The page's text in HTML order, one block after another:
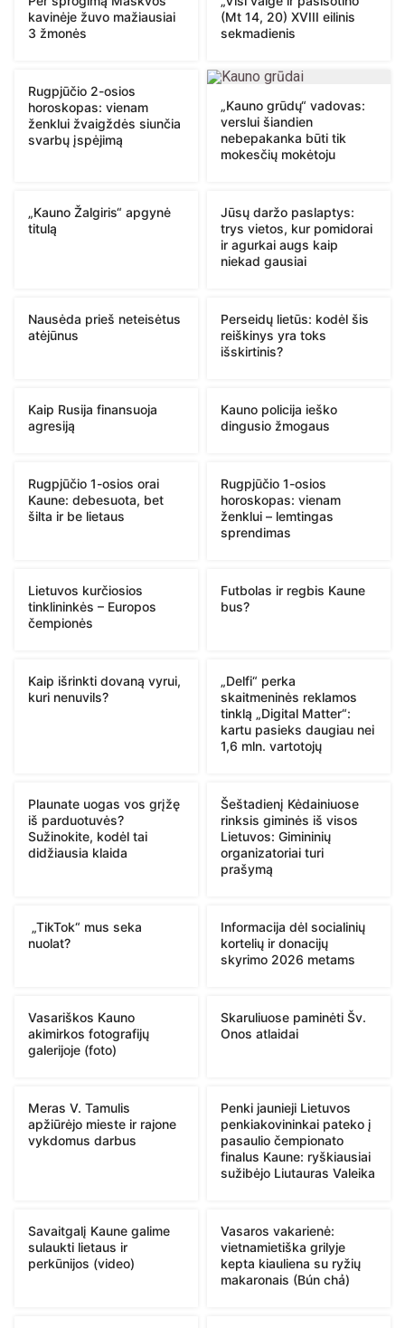
kavinėje žuvo mažiausiai
3 žmonės
(Mt 14, 20) XVIII eilinis
sekmadienis
Rugpjūčio 2-osios
horoskopas: vienam
ženklui žvaigždės siunčia
svarbų įspėjimą
„Kauno grūdų“ vadovas:
verslui šiandien
nebepakanka būti tik
mokesčių mokėtoju
„Kauno Žalgiris“ apgynė
titulą
Jūsų daržo paslaptys:
trys vietos, kur pomidorai
ir agurkai augs kaip
niekad gausiai
Nausėda prieš neteisėtus
atėjūnus
Perseidų lietūs: kodėl šis
reiškinys yra toks
išskirtinis?
Kaip Rusija finansuoja
agresiją
Kauno policija ieško
dingusio žmogaus
Rugpjūčio 1-osios orai
Kaune: debesuota, bet
šilta ir be lietaus
Rugpjūčio 1-osios
horoskopas: vienam
ženklui – lemtingas
sprendimas
Lietuvos kurčiosios
tinklininkės – Europos
čempionės
Futbolas ir regbis Kaune
bus?
Kaip išrinkti dovaną vyrui,
kuri nenuvils?
„Delfi“ perka
skaitmeninės reklamos
tinklą „Digital Matter“:
kartu pasieks daugiau nei
1,6 mln. vartotojų
Plaunate uogas vos grįžę
iš parduotuvės?
Sužinokite, kodėl tai
didžiausia klaida
Šeštadienį Kėdainiuose
rinksis giminės iš visos
Lietuvos: Gimininių
organizatoriai turi
prašymą
„TikTok“ mus seka
nuolat?
Informacija dėl socialinių
kortelių ir donacijų
skyrimo 2026 metams
Vasariškos Kauno
akimirkos fotografijų
galerijoje (foto)
Skaruliuose paminėti Šv.
Onos atlaidai
Meras V. Tamulis
apžiūrėjo mieste ir rajone
vykdomus darbus
Penki jaunieji Lietuvos
penkiakovininkai pateko į
pasaulio čempionato
finalus Kaune: ryškiausiai
sužibėjo Liutauras Valeika
Savaitgalį Kaune galime
sulaukti lietaus ir
perkūnijos (video)
Vasaros vakarienė:
vietnamietiška grilyje
kepta kiauliena su ryžių
makaronais (Bún chả)